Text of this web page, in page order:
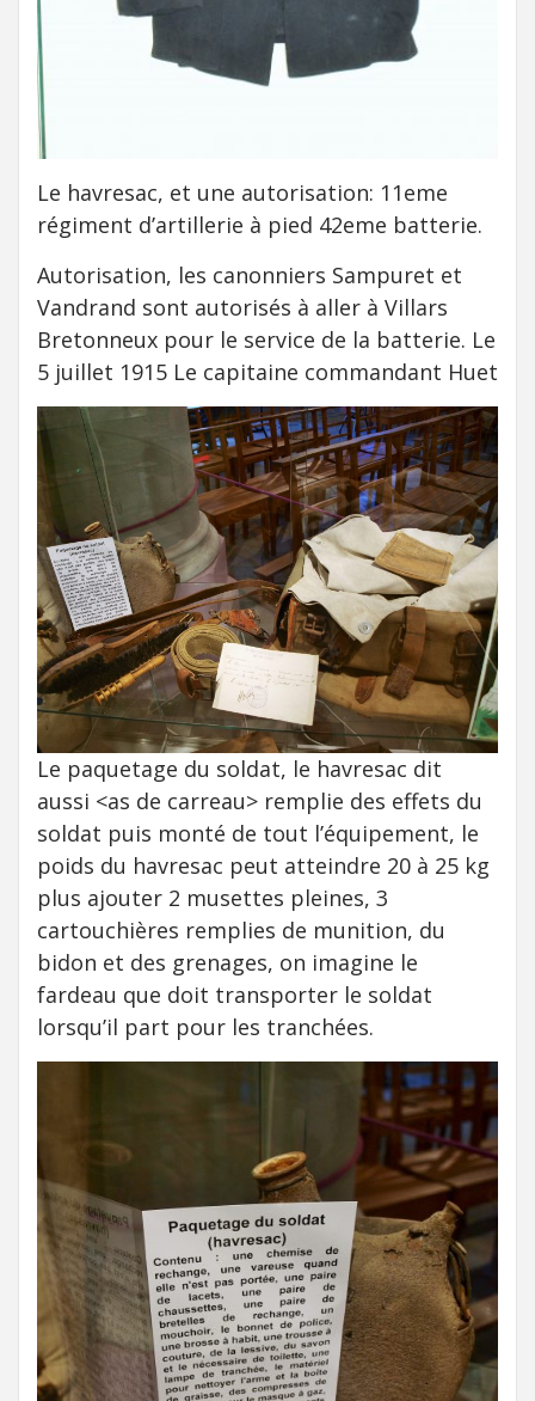
Le havresac, et une autorisation: 11eme
régiment d’artillerie à pied 42eme batterie.
Autorisation, les canonniers Sampuret et
Vandrand sont autorisés à aller à Villars
Bretonneux pour le service de la batterie. Le
5 juillet 1915 Le capitaine commandant Huet
Le paquetage du soldat, le havresac dit
aussi <as de carreau> remplie des effets du
soldat puis monté de tout l’équipement, le
poids du havresac peut atteindre 20 à 25 kg
plus ajouter 2 musettes pleines, 3
cartouchières remplies de munition, du
bidon et des grenages, on imagine le
fardeau que doit transporter le soldat
lorsqu’il part pour les tranchées.